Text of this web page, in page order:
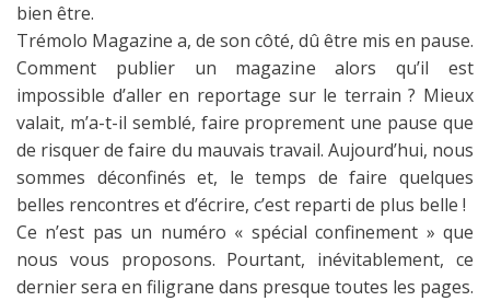
bien être.
Trémolo Magazine a, de son côté, dû être mis en pause.
Comment publier un magazine alors qu’il est
impossible d’aller en reportage sur le terrain ? Mieux
valait, m’a-t-il semblé, faire proprement une pause que
de risquer de faire du mauvais travail. Aujourd’hui, nous
sommes déconfinés et, le temps de faire quelques
belles rencontres et d’écrire, c’est reparti de plus belle !
Ce n’est pas un numéro « spécial confinement » que
nous vous proposons. Pourtant, inévitablement, ce
dernier sera en filigrane dans presque toutes les pages.